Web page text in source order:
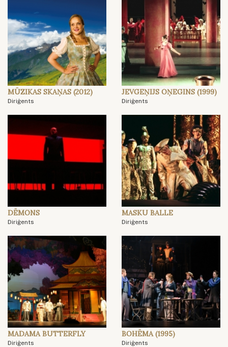
MŪZIKAS SKAŅAS (2012)
Diriģents
JEVGEŅIJS OŅEGINS (1999)
Diriģents
DĒMONS
Diriģents
MASKU BALLE
Diriģents
MADAMA BUTTERFLY
Diriģents
BOHĒMA (1995)
Diriģents